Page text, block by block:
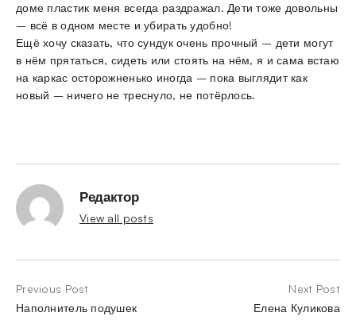
доме пластик меня всегда раздражал. Дети тоже довольны
– всё в одном месте и убирать удобно!
Ещё хочу сказать, что сундук очень прочный – дети могут
в нём прятаться, сидеть или стоять на нём, я и сама встаю
на каркас осторожненько иногда – пока выглядит как
новый – ничего не треснуло, не потёрлось.
Редактор
View all posts
Previous Post
Наполнитель подушек
Next Post
Елена Куликова